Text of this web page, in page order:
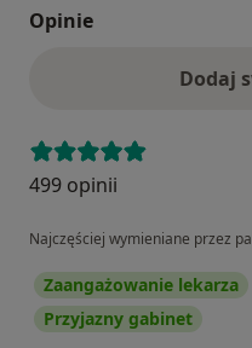
Opinie
Dodaj
499 opinii
Najczęściej wymieniane przez
Zaangażowanie lekarza
Przyjazny gabinet